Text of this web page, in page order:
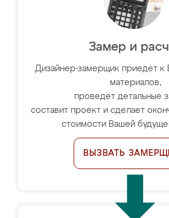
Замер и
Дизайнер-замерщик приедет к
материалов,
проведёт детальные
составит проект и сделает
стоимости Вашей
ВЫЗВАТЬ